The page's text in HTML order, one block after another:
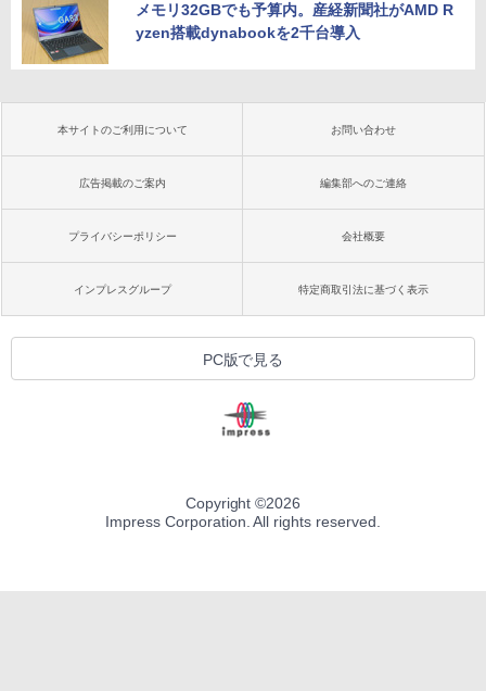
メモリ32GBでも予算内。産経新聞社がAMD R
yzen搭載dynabookを2千台導入
本サイトのご利用について お問い合わせ
広告掲載のご案内 編集部へのご連絡
プライバシーポリシー 会社概要
インプレスグループ 特定商取引法に基づく表示
PC版で見る
Copyright ©2026
Impress Corporation. All rights reserved.